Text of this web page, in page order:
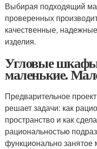
Выбирая подходящий
проверенных
качественные,
изделия.
Угловые
маленькие.
Предварительное
решает задачи: как
пространство и как
рациональностью
функционально занятое